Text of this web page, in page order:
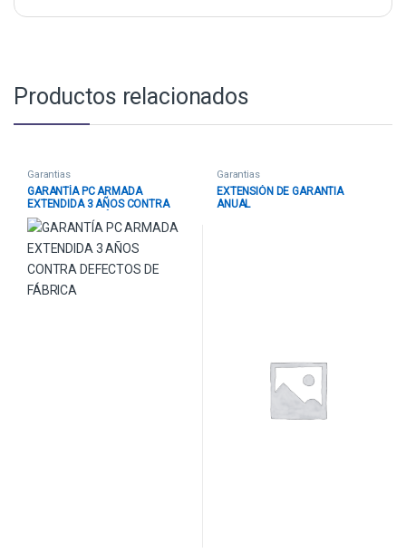
Productos relacionados
Garantias
GARANTÍA PC ARMADA
EXTENDIDA 3 AÑOS CONTRA
DEFECTOS DE FÁBRICA
Garantias
EXTENSIÓN DE GARANTIA
ANUAL